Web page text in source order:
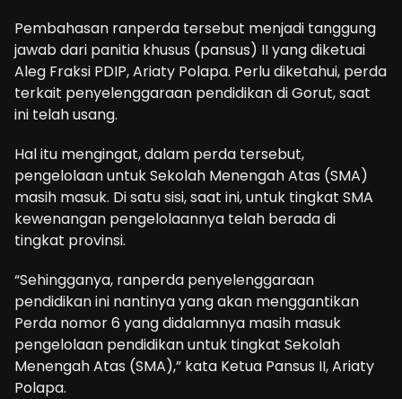
Pembahasan ranperda tersebut menjadi tanggung
jawab dari panitia khusus (pansus) II yang diketuai
Aleg Fraksi PDIP, Ariaty Polapa. Perlu diketahui, perda
terkait penyelenggaraan pendidikan di Gorut, saat
ini telah usang.
Hal itu mengingat, dalam perda tersebut,
pengelolaan untuk Sekolah Menengah Atas (SMA)
masih masuk. Di satu sisi, saat ini, untuk tingkat SMA
kewenangan pengelolaannya telah berada di
tingkat provinsi.
“Sehingganya, ranperda penyelenggaraan
pendidikan ini nantinya yang akan menggantikan
Perda nomor 6 yang didalamnya masih masuk
pengelolaan pendidikan untuk tingkat Sekolah
Menengah Atas (SMA),” kata Ketua Pansus II, Ariaty
Polapa.